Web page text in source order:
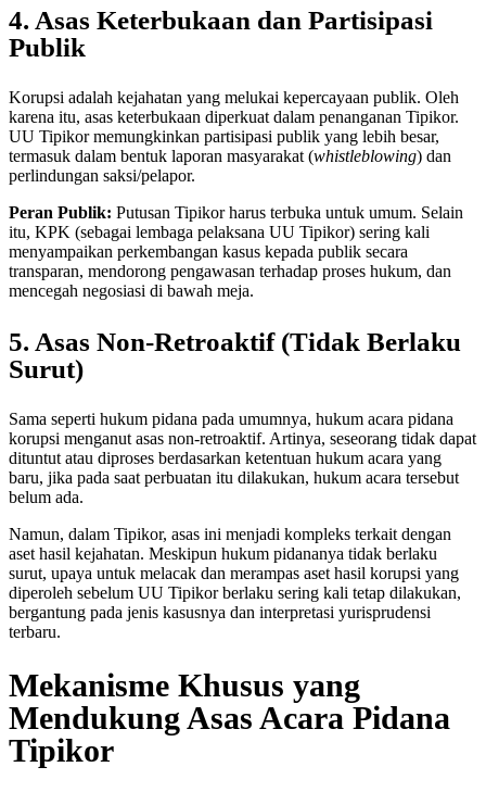
4. Asas Keterbukaan dan Partisipasi
Publik
Korupsi adalah kejahatan yang melukai kepercayaan publik. Oleh
karena itu, asas keterbukaan diperkuat dalam penanganan Tipikor.
UU Tipikor memungkinkan partisipasi publik yang lebih besar,
termasuk dalam bentuk laporan masyarakat (whistleblowing) dan
perlindungan saksi/pelapor.
Peran Publik: Putusan Tipikor harus terbuka untuk umum. Selain
itu, KPK (sebagai lembaga pelaksana UU Tipikor) sering kali
menyampaikan perkembangan kasus kepada publik secara
transparan, mendorong pengawasan terhadap proses hukum, dan
mencegah negosiasi di bawah meja.
5. Asas Non-Retroaktif (Tidak Berlaku
Surut)
Sama seperti hukum pidana pada umumnya, hukum acara pidana
korupsi menganut asas non-retroaktif. Artinya, seseorang tidak dapat
dituntut atau diproses berdasarkan ketentuan hukum acara yang
baru, jika pada saat perbuatan itu dilakukan, hukum acara tersebut
belum ada.
Namun, dalam Tipikor, asas ini menjadi kompleks terkait dengan
aset hasil kejahatan. Meskipun hukum pidananya tidak berlaku
surut, upaya untuk melacak dan merampas aset hasil korupsi yang
diperoleh sebelum UU Tipikor berlaku sering kali tetap dilakukan,
bergantung pada jenis kasusnya dan interpretasi yurisprudensi
terbaru.
Mekanisme Khusus yang
Mendukung Asas Acara Pidana
Tipikor